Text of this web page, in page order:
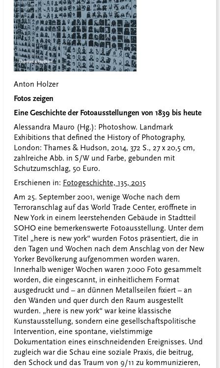
Anton Holzer
Fotos zeigen
Eine Geschichte der Fotoausstellungen von 1839 bis heute
Alessandra Mauro (Hg.): Photoshow. Landmark
Exhibitions that defined the History of Photography,
London: Thames & Hudson, 2014, 372 S., 27 x 20,5 cm,
zahlreiche Abb. in S/W und Farbe, gebunden mit
Schutzumschlag, 50 Euro.
Erschienen in: Fotogeschichte, 135, 2015
Am 25. September 2001, wenige Woche nach dem
Terroranschlag auf das World Trade Center, eröffnete in
New York in einem leerstehenden Gebäude in Stadtteil
SOHO eine bemerkenswerte Fotoausstellung. Unter dem
Titel „here is new york“ wurden Fotos präsentiert, die in
den Tagen und Wochen nach dem Anschlag von der New
Yorker Bevölkerung aufgenommen worden waren.
Innerhalb weniger Wochen waren 7.000 Foto gesammelt
worden, die eingescannt, in einheitlichem Format
ausgedruckt und – an dünnen Metallseilen fixiert – an
den Wänden und quer durch den Raum ausgestellt
wurden. „here is new york“ war keine klassische
Kunstausstellung, sondern eine gesellschaftspolitische
Intervention, eine spontane, vielstimmige
Dokumentation eines einschneidenden Ereignisses. Und
zugleich war die Schau eine soziale Praxis, die beitrug,
den Schock und das Traum von 9/11 zu kommunizieren,